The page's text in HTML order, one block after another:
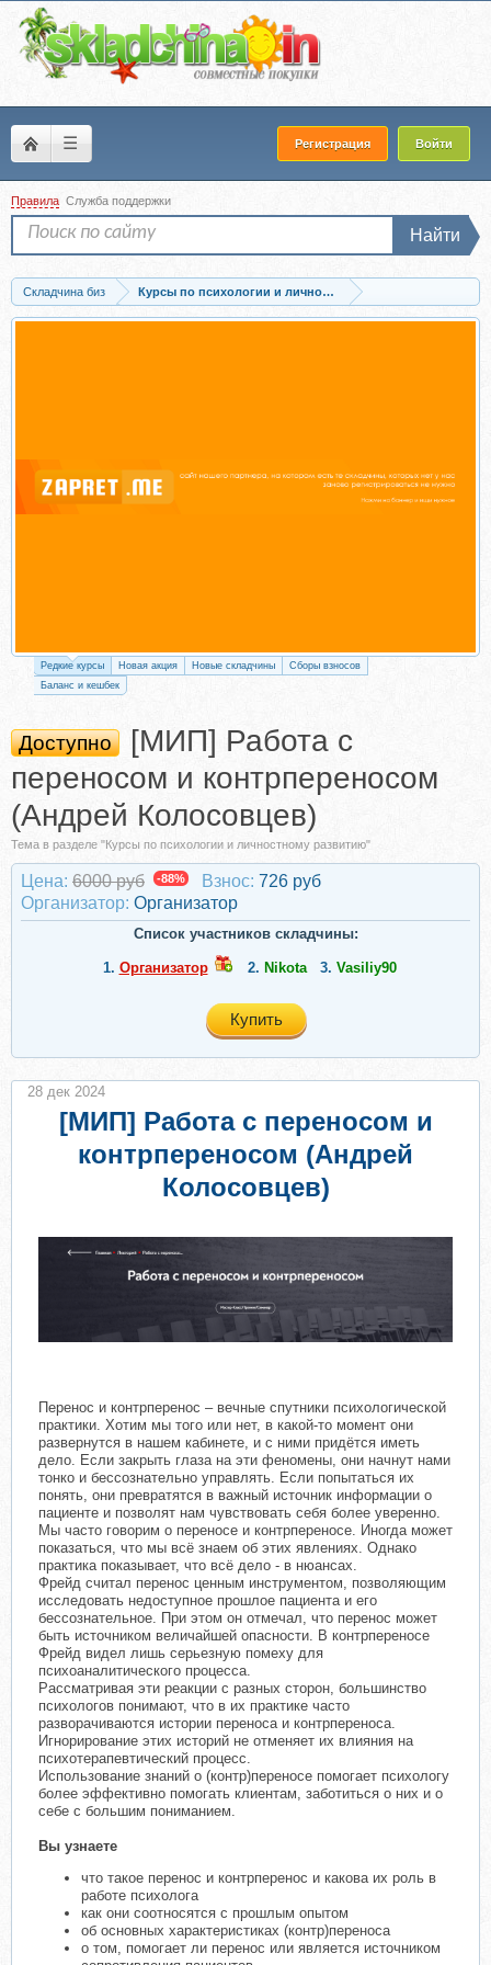
☰ Регистрация Войти
Правила Служба поддержки
Найти
Складчина биз
Курсы по психологии и личностному развитию
Скачать [МИП] Работа с переносом и контрпереносом (Андрей Колосовцев)
Редкие курсы Новая акция Новые складчины
Сборы взносов
Баланс и кешбек
Доступно
[МИП] Работа с
переносом и контрпереносом
(Андрей Колосовцев)
Тема в разделе "Курсы по психологии и личностному развитию"
Цена: 6000 руб -88% Взнос: 726 руб
Организатор: Организатор
Список участников складчины:
1. Организатор 2. Nikota 3. Vasiliy90
Купить
[МИП] Работа с переносом и
контрпереносом (Андрей
Колосовцев)
Перенос и контрперенос – вечные спутники психологической
практики. Хотим мы того или нет, в какой-то момент они
развернутся в нашем кабинете, и с ними придётся иметь
дело. Если закрыть глаза на эти феномены, они начнут нами
тонко и бессознательно управлять. Если попытаться их
понять, они превратятся в важный источник информации о
пациенте и позволят нам чувствовать себя более уверенно.
Мы часто говорим о переносе и контрпереносе. Иногда может
показаться, что мы всё знаем об этих явлениях. Однако
практика показывает, что всё дело - в нюансах.
Фрейд считал перенос ценным инструментом, позволяющим
исследовать недоступное прошлое пациента и его
бессознательное. При этом он отмечал, что перенос может
быть источником величайшей опасности. В контрпереносе
Фрейд видел лишь серьезную помеху для
психоаналитического процесса.
Рассматривая эти реакции с разных сторон, большинство
психологов понимают, что в их практике часто
разворачиваются истории переноса и контрпереноса.
Игнорирование этих историй не отменяет их влияния на
психотерапевтический процесс.
Использование знаний о (контр)переносе помогает психологу
более эффективно помогать клиентам, заботиться о них и о
себе с большим пониманием.
Вы узнаете
что такое перенос и контрперенос и какова их роль в
работе психолога
как они соотносятся с прошлым опытом
об основных характеристиках (контр)переноса
о том, помогает ли перенос или является источником
28 дек 2024